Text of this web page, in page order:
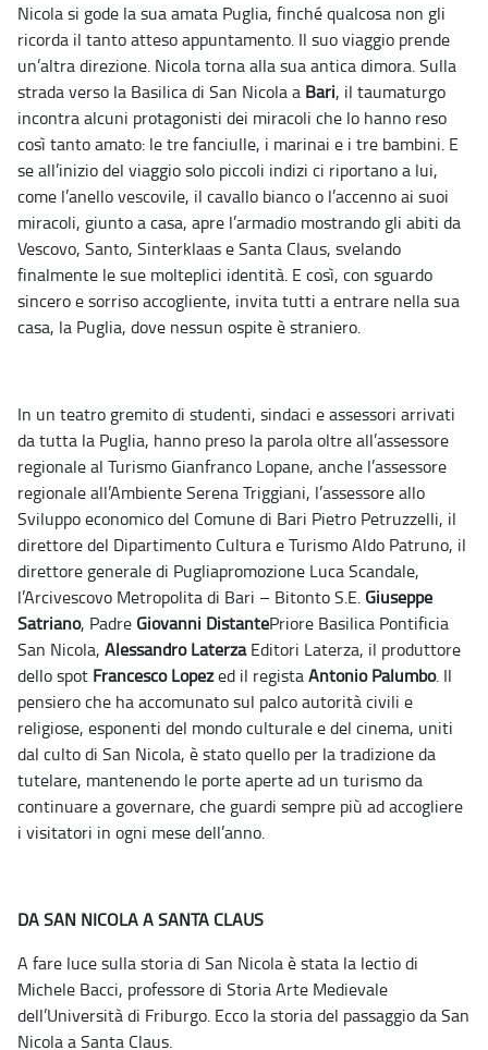
Nicola si gode la sua amata Puglia, finché qualcosa non gli
ricorda il tanto atteso appuntamento. Il suo viaggio prende
un’altra direzione. Nicola torna alla sua antica dimora. Sulla
strada verso la Basilica di San Nicola a Bari, il taumaturgo
incontra alcuni protagonisti dei miracoli che lo hanno reso
così tanto amato: le tre fanciulle, i marinai e i tre bambini. E
se all’inizio del viaggio solo piccoli indizi ci riportano a lui,
come l’anello vescovile, il cavallo bianco o l’accenno ai suoi
miracoli, giunto a casa, apre l’armadio mostrando gli abiti da
Vescovo, Santo, Sinterklaas e Santa Claus, svelando
finalmente le sue molteplici identità. E così, con sguardo
sincero e sorriso accogliente, invita tutti a entrare nella sua
casa, la Puglia, dove nessun ospite è straniero.
In un teatro gremito di studenti, sindaci e assessori arrivati
da tutta la Puglia, hanno preso la parola oltre all’assessore
regionale al Turismo Gianfranco Lopane, anche l’assessore
regionale all’Ambiente Serena Triggiani, l’assessore allo
Sviluppo economico del Comune di Bari Pietro Petruzzelli, il
direttore del Dipartimento Cultura e Turismo Aldo Patruno, il
direttore generale di Pugliapromozione Luca Scandale,
l’Arcivescovo Metropolita di Bari – Bitonto S.E. Giuseppe
Satriano, Padre Giovanni DistantePriore Basilica Pontificia
San Nicola, Alessandro LaterzaEditori Laterza, il produttore
dello spot Francesco Lopezed il registaAntonio Palumbo. Il
pensiero che ha accomunato sul palco autorità civili e
religiose, esponenti del mondo culturale e del cinema, uniti
dal culto di San Nicola, è stato quello per la tradizione da
tutelare, mantenendo le porte aperte ad un turismo da
continuare a governare, che guardi sempre più ad accogliere
i visitatori in ogni mese dell’anno.
DA SAN NICOLA A SANTA CLAUS
A fare luce sulla storia di San Nicola è stata la lectio di
Michele Bacci, professore di Storia Arte Medievale
dell’Università di Friburgo. Ecco la storia del passaggio da San
Nicola a Santa Claus.